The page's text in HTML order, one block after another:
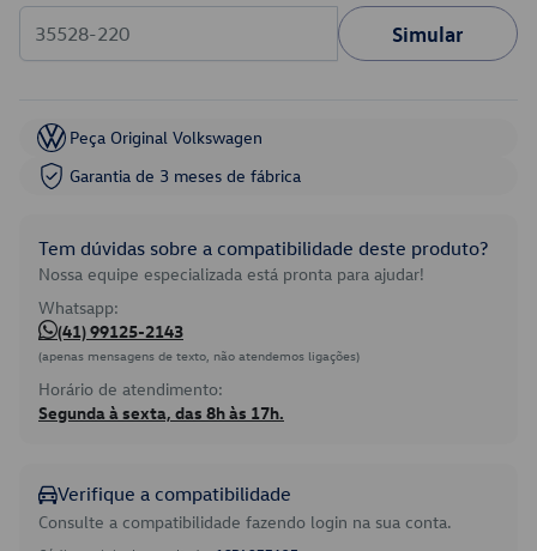
Simular
Peça Original Volkswagen
Garantia de 3 meses de fábrica
Tem dúvidas sobre a compatibilidade deste produto?
Nossa equipe especializada está pronta para ajudar!
Whatsapp:
(41) 99125-2143
(apenas mensagens de texto, não atendemos ligações)
Horário de atendimento:
Segunda à sexta, das 8h às 17h.
Verifique a compatibilidade
Consulte a compatibilidade fazendo login na sua conta.